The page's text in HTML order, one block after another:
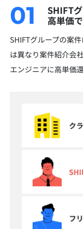
01
SHIFT
高単価
SHIFTグループの案
は異なり案件紹介会
エンジニアに高単価